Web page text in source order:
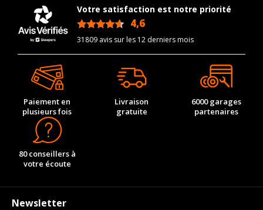
Votre satisfaction est notre priorité
4,6
31809 avis sur les 12 derniers mois
Paiement en
plusieurs fois
Livraison
gratuite
6000 garages
partenaires
80 conseillers à
votre écoute
Newsletter